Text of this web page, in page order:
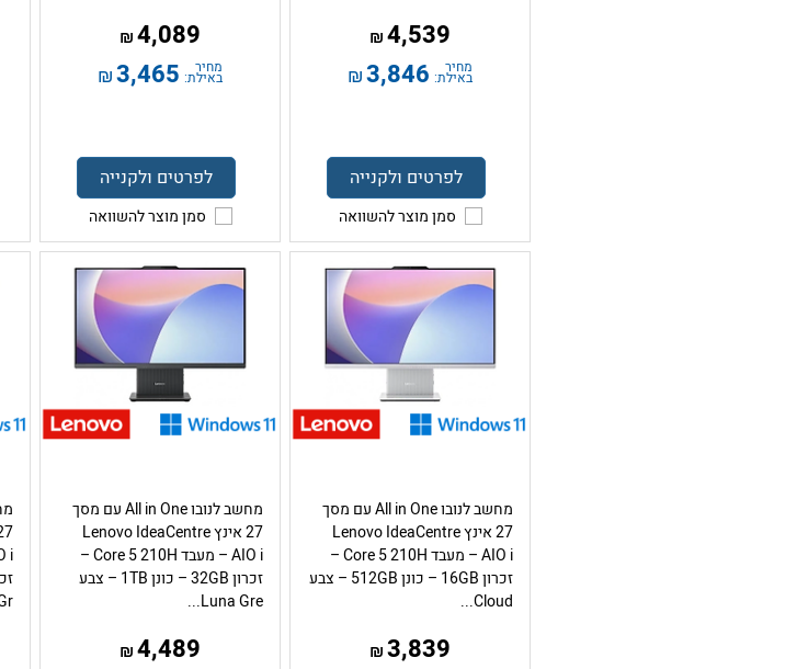
4,539
₪
מחיר
באילת: 3,846
₪
לפרטים ולקנייה
סמן מוצר להשוואה
4,089
₪
מחיר
באילת: 3,465
₪
לפרטים ולקנייה
סמן מוצר להשוואה
מחשב לנובו All in One עם מסך
27 אינץ Lenovo IdeaCentre
AIO i – מעבד Core 5 210H –
זכרון 16GB – כונן 512GB – צבע
Cloud...
3,839
₪
מחשב לנובו All in One עם מסך
27 אינץ Lenovo IdeaCentre
AIO i – מעבד Core 5 210H –
זכרון 32GB – כונן 1TB – צבע
Luna Gre...
4,489
₪